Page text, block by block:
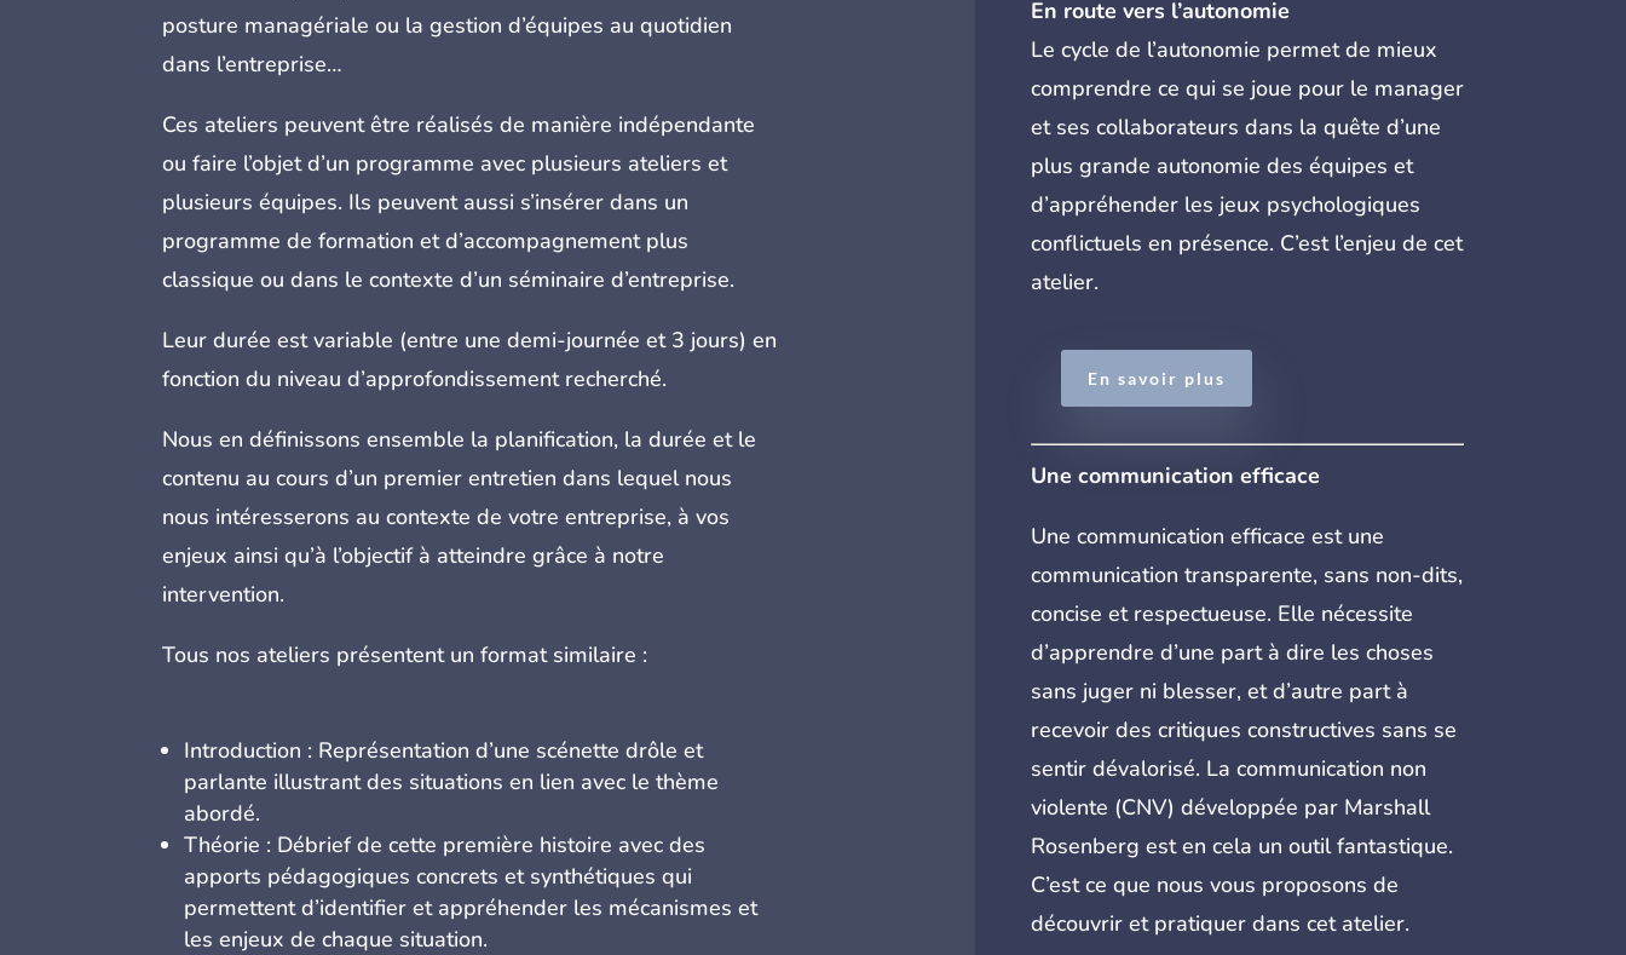
posture managériale ou la gestion d’équipes au quotidien
dans l’entreprise…
Ces ateliers peuvent être réalisés de manière indépendante
ou faire l’objet d’un programme avec plusieurs ateliers et
plusieurs équipes. Ils peuvent aussi s’insérer dans un
programme de formation et d’accompagnement plus
classique ou dans le contexte d’un séminaire d’entreprise.
Leur durée est variable (entre une demi-journée et 3 jours) en
fonction du niveau d’approfondissement recherché.
Nous en définissons ensemble la planification, la durée et le
contenu au cours d’un premier entretien dans lequel nous
nous intéresserons au contexte de votre entreprise, à vos
enjeux ainsi qu’à l’objectif à atteindre grâce à notre
intervention.
Tous nos ateliers présentent un format similaire :
Introduction : Représentation d’une scénette drôle et
parlante illustrant des situations en lien avec le thème
abordé.
Théorie : Débrief de cette première histoire avec des
apports pédagogiques concrets et synthétiques qui
permettent d’identifier et appréhender les mécanismes et
les enjeux de chaque situation.
En route vers l’autonomie
Le cycle de l’autonomie permet de mieux
comprendre ce qui se joue pour le manager
et ses collaborateurs dans la quête d’une
plus grande autonomie des équipes et
d’appréhender les jeux psychologiques
conflictuels en présence. C’est l’enjeu de cet
atelier.
En savoir plus
Une communication efficace
Une communication efficace est une
communication transparente, sans non-dits,
concise et respectueuse. Elle nécessite
d’apprendre d’une part à dire les choses
sans juger ni blesser, et d’autre part à
recevoir des critiques constructives sans se
sentir dévalorisé. La communication non
violente (CNV) développée par Marshall
Rosenberg est en cela un outil fantastique.
C’est ce que nous vous proposons de
découvrir et pratiquer dans cet atelier.